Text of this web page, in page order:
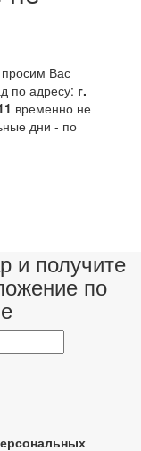
Вас
по адресу: г.
временно не
дни - по
и получите
по